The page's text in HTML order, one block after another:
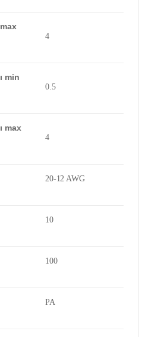
4
min
0.5
max
4
20-12 AWG
10
100
PA